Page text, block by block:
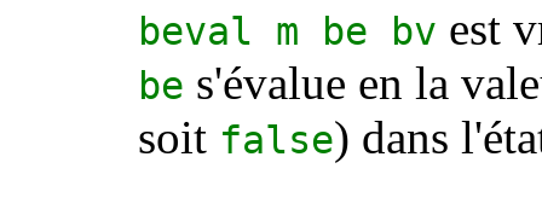
beval m be bv est
be s'évalue en la
soit false) dans